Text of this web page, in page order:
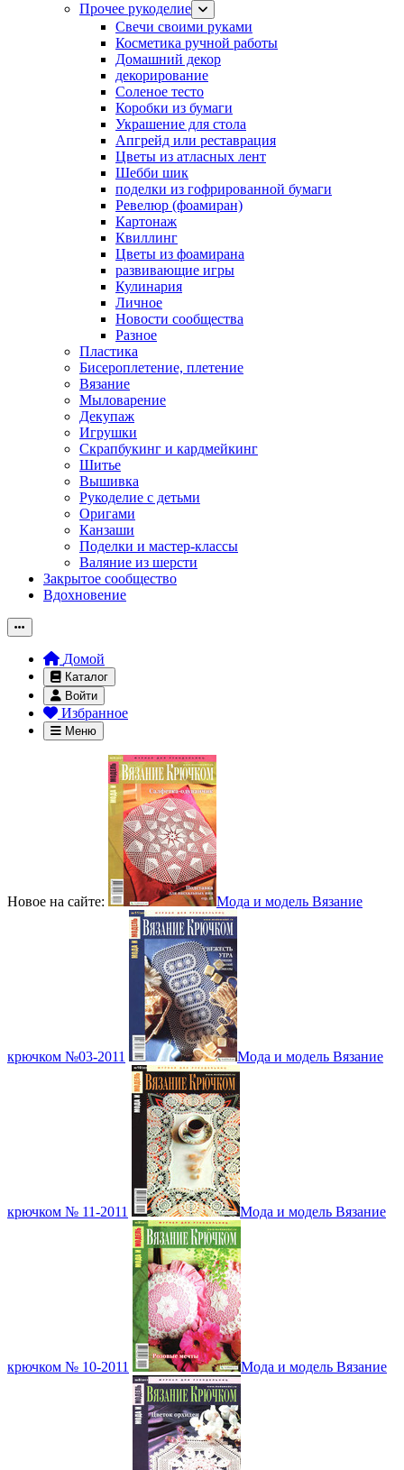
Прочее рукоделие
Свечи своими руками
Косметика ручной работы
Домашний декор
декорирование
Соленое тесто
Коробки из бумаги
Украшение для стола
Апгрейд или реставрация
Цветы из атласных лент
Шебби шик
поделки из гофрированной бумаги
Ревелюр (фоамиран)
Картонаж
Квиллинг
Цветы из фоамирана
развивающие игры
Кулинария
Личное
Новости сообщества
Разное
Пластика
Бисероплетение, плетение
Вязание
Мыловарение
Декупаж
Игрушки
Скрапбукинг и кардмейкинг
Шитье
Вышивка
Рукоделие с детьми
Оригами
Канзаши
Поделки и мастер-классы
Валяние из шерсти
Закрытое сообщество
Вдохновение
Домой
Каталог
Войти
Избранное
Меню
Новое на сайте: Мода и модель Вязание
крючком №03-2011 Мода и модель Вязание
крючком № 11-2011 Мода и модель Вязание
крючком № 10-2011 Мода и модель Вязание